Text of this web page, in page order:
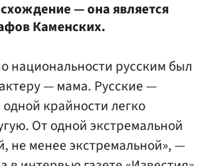
— она является
Каменских.
национальности русским был
— мама. Русские —
крайности легко
От одной экстремальной
не менее экстремальной», —